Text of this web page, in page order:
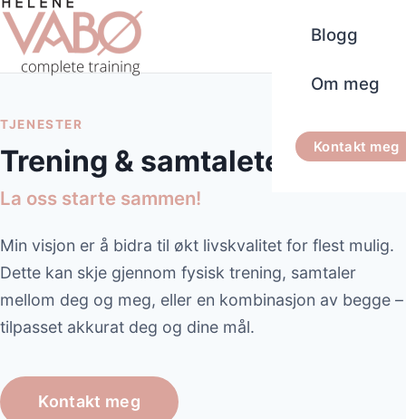
Blogg
Om meg
Kontakt meg
TJENESTER
Trening & samtaleterapi
La oss starte sammen!
Min visjon er å bidra til økt livskvalitet for flest mulig.
Dette kan skje gjennom fysisk trening, samtaler
mellom deg og meg, eller en kombinasjon av begge –
tilpasset akkurat deg og dine mål.
Kontakt meg